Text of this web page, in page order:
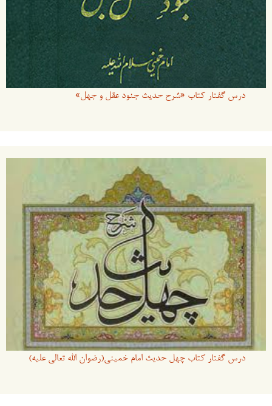
درس گفتار کتاب «شرح حدیث جنود عقل و جهل»
درس گفتار کتاب چهل حدیث امام خمینی(رضوان الله تعالی علیه)